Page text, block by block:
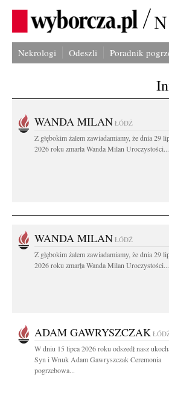
Nekrologi Odeszli Poradnik
WANDA MILAN ŁÓDŹ
Z głębokim żalem zawiadamiamy, że dnia 29
2026 roku zmarła Wanda Milan Uroczystości...
WANDA MILAN ŁÓDŹ
Z głębokim żalem zawiadamiamy, że dnia 29
2026 roku zmarła Wanda Milan Uroczystości...
ADAM GAWRYSZCZAK
W dniu 15 lipca 2026 roku odszedł nasz
Syn i Wnuk Adam Gawryszczak Ceremonia
pogrzebowa...